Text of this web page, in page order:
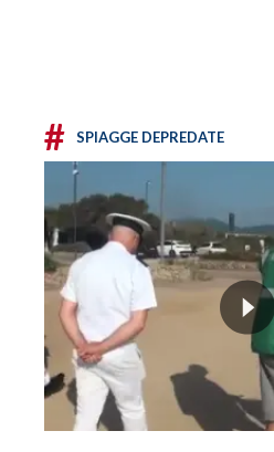
# SPIAGGE DEPREDATE